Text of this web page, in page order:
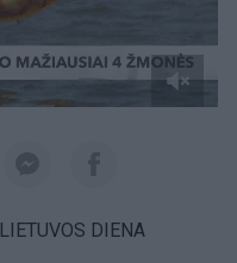
LIETUVOS DIENA